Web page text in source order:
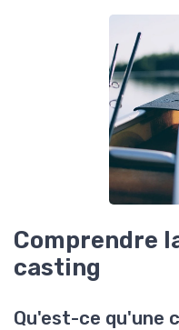
Comprendre
casting
Qu'est-ce qu'une